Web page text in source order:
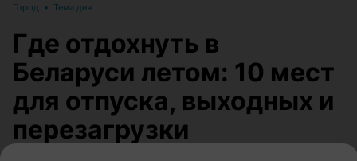
Город • Тема дня
Где отдохнуть в
Беларуси летом: 10 мест
для отпуска, выходных и
перезагрузки